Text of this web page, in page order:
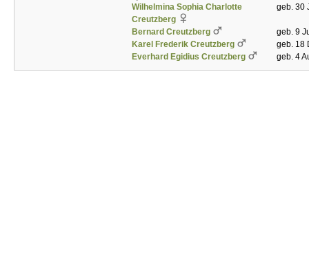
Wilhelmina Sophia Charlotte
Creutzberg
geb. 30
Bernard Creutzberg
geb. 9
Karel Frederik Creutzberg
geb. 18
Everhard Egidius Creutzberg
geb. 4